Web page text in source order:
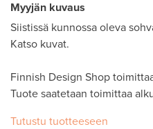
Myyjän kuvaus
Siistissä kunnossa oleva
Katso kuvat.
Finnish Design Shop
Tutustu tuotteeseen